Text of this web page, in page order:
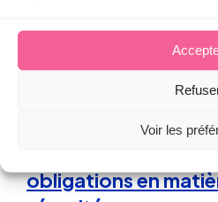
Voir les
obligations en